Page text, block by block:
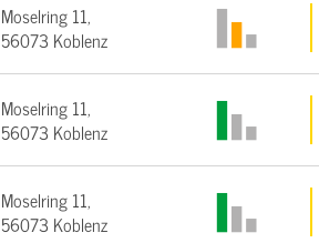
Moselring 11,
56073 Koblenz
Moselring 11,
56073 Koblenz
Moselring 11,
56073 Koblenz